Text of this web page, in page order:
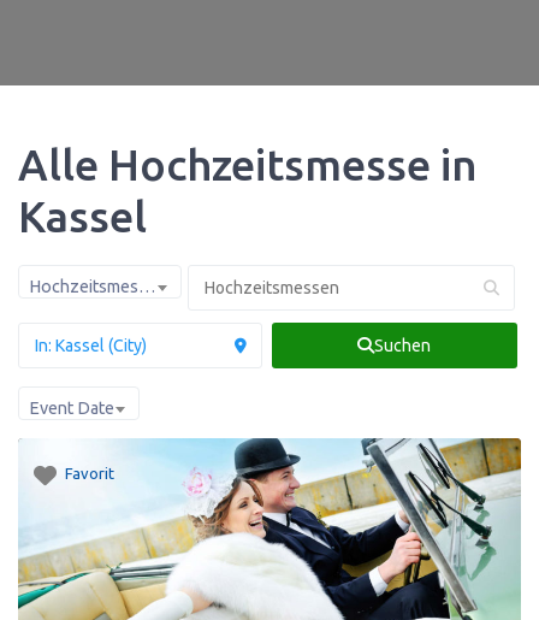
Alle Hochzeitsmesse in
Kassel
Hochzeitsmessen
Suchen
Event Date
Favorit